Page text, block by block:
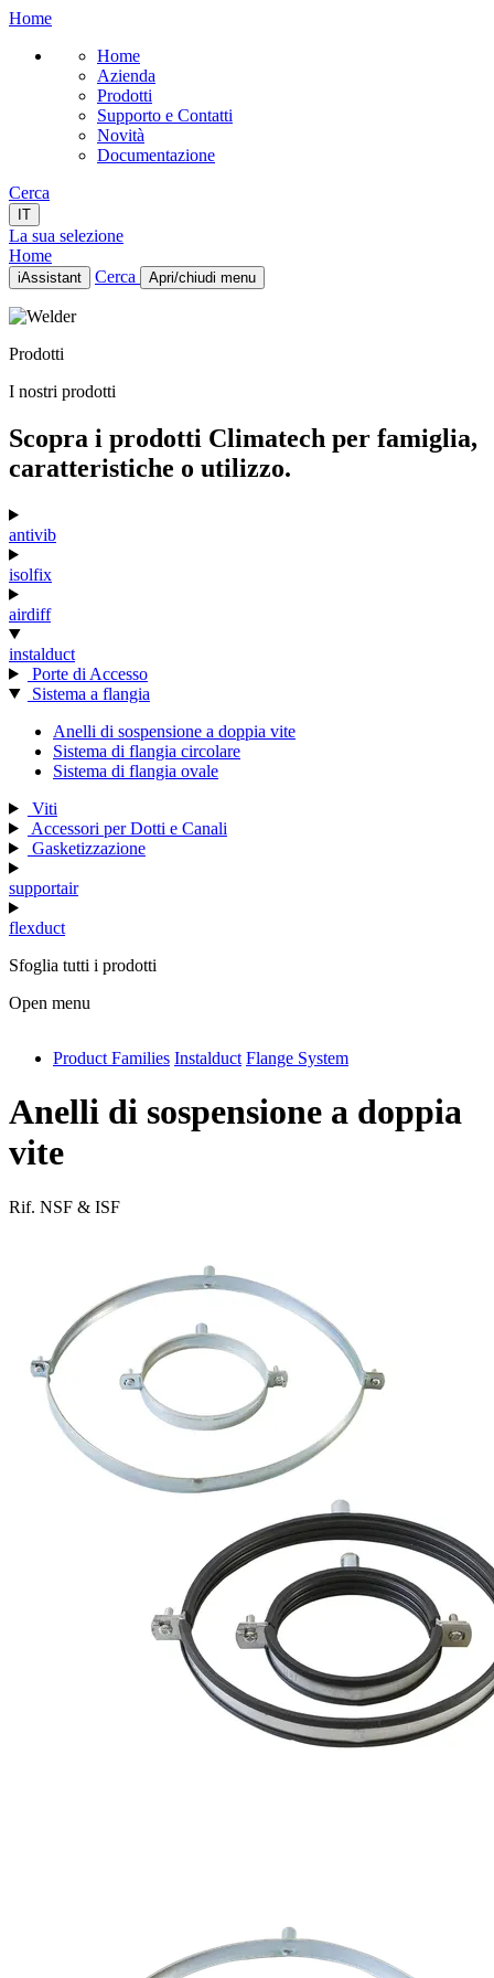
Home
Home
Azienda
Prodotti
Supporto e Contatti
Novità
Documentazione
Cerca
IT
La sua selezione
Home
iAssistant Cerca Apri/chiudi menu
Home
Prodotti
Novità
IT
Prodotti
I nostri prodotti
Scopra i prodotti Climatech per famiglia,
caratteristiche o utilizzo.
antivib
isolfix
airdiff
instalduct
Porte di Accesso
Sistema a flangia
Anelli di sospensione a doppia vite
Sistema di flangia circolare
Sistema di flangia ovale
Viti
Accessori per Dotti e Canali
Gasketizzazione
supportair
flexduct
Sfoglia tutti i prodotti
Open menu
antivib
isolfix
supportair
Product Families Instalduct Flange System
Anelli di sospensione a doppia
vite
Rif. NSF & ISF